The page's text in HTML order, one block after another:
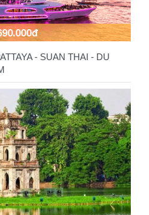
- SUAN THAI - DU